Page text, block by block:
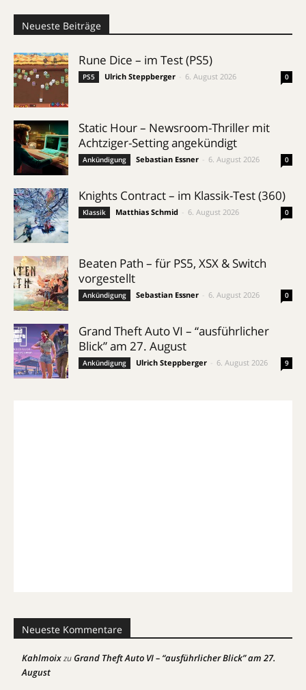
Neueste Beiträge
Rune Dice – im Test (PS5)
PS5 Ulrich Steppberger 6. August 2026 0
Static Hour – Newsroom-Thriller mit
Achtziger-Setting angekündigt
Ankündigung Sebastian Essner 6. August 2026 0
Knights Contract – im Klassik-Test (360)
Klassik Matthias Schmid 6. August 2026 0
Beaten Path – für PS5, XSX & Switch
vorgestellt
Ankündigung Sebastian Essner 6. August 2026 0
Grand Theft Auto VI – “ausführlicher
Blick” am 27. August
Ankündigung Ulrich Steppberger 6. August 2026 9
Neueste Kommentare
KahlmoixzuGrand Theft Auto VI – “ausführlicher Blick” am 27.
August